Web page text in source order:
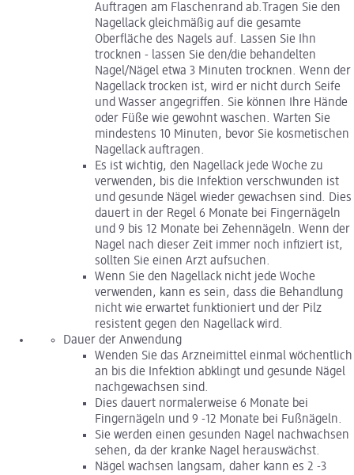
Auftragen am Flaschenrand ab.Tragen Sie den
Nagellack gleichmäßig auf die gesamte
Oberfläche des Nagels auf. Lassen Sie Ihn
trocknen - lassen Sie den/die behandelten
Nagel/Nägel etwa 3 Minuten trocknen. Wenn der
Nagellack trocken ist, wird er nicht durch Seife
und Wasser angegriffen. Sie können Ihre Hände
oder Füße wie gewohnt waschen. Warten Sie
mindestens 10 Minuten, bevor Sie kosmetischen
Nagellack auftragen.
Es ist wichtig, den Nagellack jede Woche zu
verwenden, bis die Infektion verschwunden ist
und gesunde Nägel wieder gewachsen sind. Dies
dauert in der Regel 6 Monate bei Fingernägeln
und 9 bis 12 Monate bei Zehennägeln. Wenn der
Nagel nach dieser Zeit immer noch infiziert ist,
sollten Sie einen Arzt aufsuchen.
Wenn Sie den Nagellack nicht jede Woche
verwenden, kann es sein, dass die Behandlung
nicht wie erwartet funktioniert und der Pilz
resistent gegen den Nagellack wird.
Dauer der Anwendung
Wenden Sie das Arzneimittel einmal wöchentlich
an bis die Infektion abklingt und gesunde Nägel
nachgewachsen sind.
Dies dauert normalerweise 6 Monate bei
Fingernägeln und 9 -12 Monate bei Fußnägeln.
Sie werden einen gesunden Nagel nachwachsen
sehen, da der kranke Nagel herauswächst.
Nägel wachsen langsam, daher kann es 2 -3